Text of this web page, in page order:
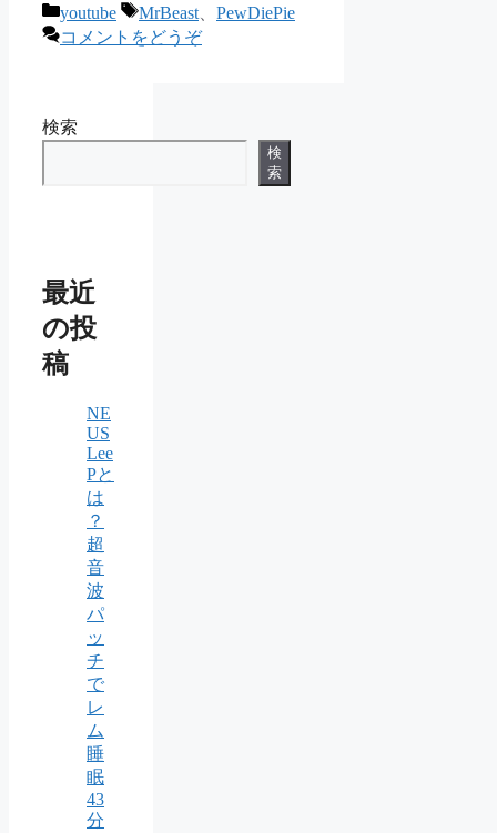
カ
テ
youtube
タ
グ
MrBeast
PewDiePie
コメントをどうぞ
検索
検
索
最近
の投
稿
NE
US
Lee
Pと
は
？
超
音
波
パ
ッ
チ
で
レ
ム
睡
眠
43
分